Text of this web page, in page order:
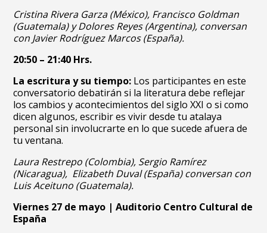
Cristina Rivera Garza (México), Francisco Goldman
(Guatemala) y Dolores Reyes (Argentina), conversan
con Javier Rodríguez Marcos (España).
20:50 – 21:40 Hrs.
La escritura y su tiempo: Los participantes en este
conversatorio debatirán si la literatura debe reflejar
los cambios y acontecimientos del siglo XXI o si como
dicen algunos, escribir es vivir desde tu atalaya
personal sin involucrarte en lo que sucede afuera de
tu ventana.
Laura Restrepo (Colombia), Sergio Ramírez
(Nicaragua), Elizabeth Duval (España) conversan con
Luis Aceituno (Guatemala).
Viernes 27 de mayo | Auditorio Centro Cultural de
España